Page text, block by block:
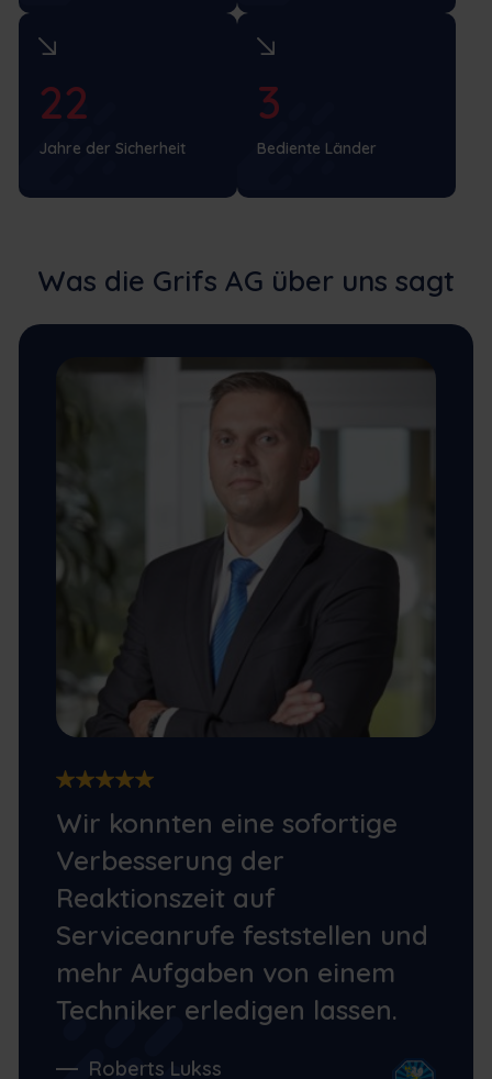
22
Jahre der Sicherheit
3
Bediente Länder
Was die Grifs AG über uns sagt
Wir konnten eine sofortige
Verbesserung der
Reaktionszeit auf
Serviceanrufe feststellen und
mehr Aufgaben von einem
Techniker erledigen lassen.
Roberts Lukss